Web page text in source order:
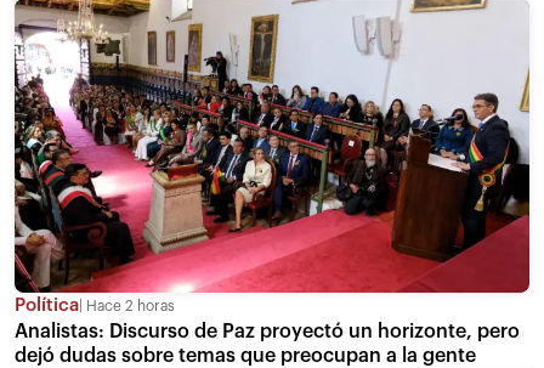
Política Hace 2 horas
Analistas: Discurso de Paz proyectó un horizonte, pero
dejó dudas sobre temas que preocupan a la gente